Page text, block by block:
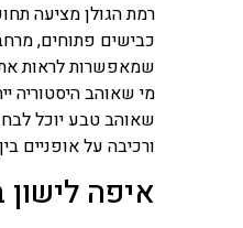
רמת הגולן מציעה
כבישים פתוחים,
שמאפשרות לראות את
מי שאוהב היסטוריה
שאוהב טבע יוכל
ורכיבה על אופניים
איפה לישון